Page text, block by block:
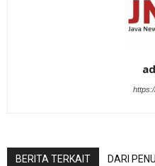
BERITA TERKAIT DARI